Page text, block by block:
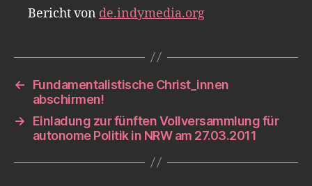
Bericht von de.indymedia.org
←
Fundamentalistische Christ_innen
abschirmen!
→
Einladung zur fünften Vollversammlung für
autonome Politik in NRW am 27.03.2011